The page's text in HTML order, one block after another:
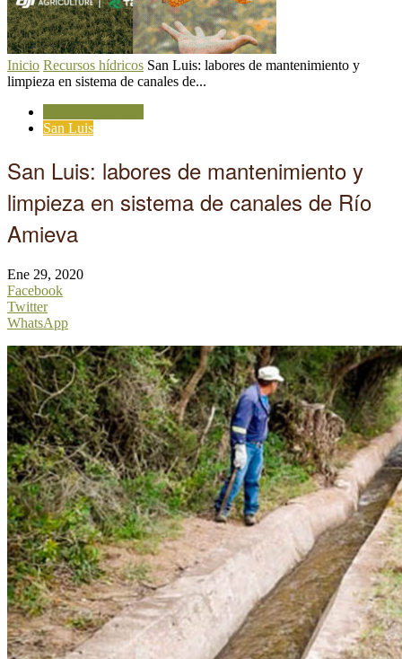
Inicio Recursos hídricos San Luis: labores de mantenimiento y
limpieza en sistema de canales de...
San Luis
San Luis: labores de mantenimiento y
limpieza en sistema de canales de Río
Amieva
Ene 29, 2020
Facebook
Twitter
WhatsApp